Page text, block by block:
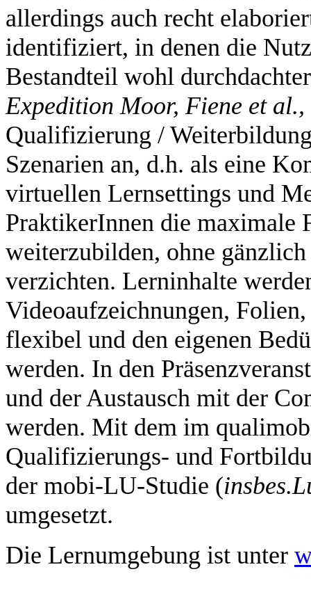
allerdings auch recht
identifiziert, in denen die
Bestandteil wohl
Expedition Moor, Fiene et al.,
Qualifizierung /
Szenarien an, d.h. als eine
virtuellen Lernsettings und
PraktikerInnen die maximale
weiterzubilden, ohne
verzichten. Lerninhalte
Videoaufzeichnungen,
flexibel und den eigenen
werden. In den
und der Austausch mit der
werden. Mit dem im
Qualifizierungs- und
der mobi-LU-Studie (insbes.
umgesetzt.
Die Lernumgebung ist unter